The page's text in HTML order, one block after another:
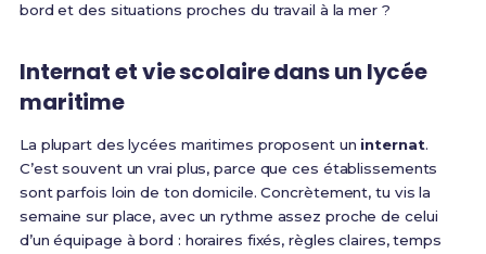
bord et des situations proches du travail à la mer ?
Internat et vie scolaire dans un lycée
maritime
La plupart des lycées maritimes proposent un internat.
C’est souvent un vrai plus, parce que ces établissements
sont parfois loin de ton domicile. Concrètement, tu vis la
semaine sur place, avec un rythme assez proche de celui
d’un équipage à bord : horaires fixés, règles claires, temps